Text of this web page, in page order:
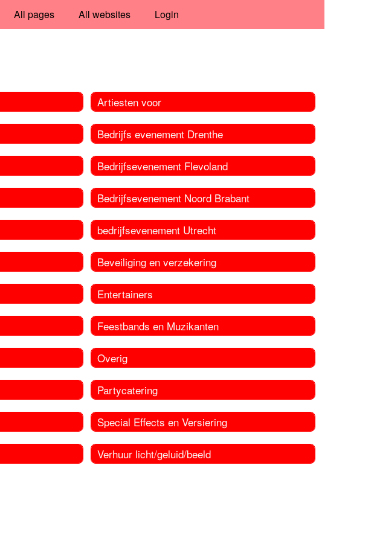
All pages All websites Login
Artiesten voor
Bedrijfs evenement Drenthe
Bedrijfsevenement Flevoland
Bedrijfsevenement Noord Brabant
bedrijfsevenement Utrecht
Beveiliging en verzekering
Entertainers
Feestbands en Muzikanten
Overig
Partycatering
Special Effects en Versiering
Verhuur licht/geluid/beeld